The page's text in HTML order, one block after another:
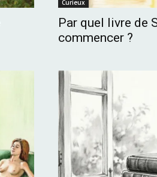
Curieux
Par quel livre de
commencer ?